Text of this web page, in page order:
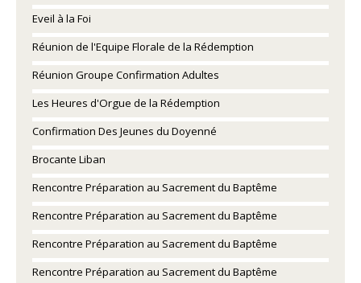
Eveil à la Foi
Réunion de l'Equipe Florale de la Rédemption
Réunion Groupe Confirmation Adultes
Les Heures d'Orgue de la Rédemption
Confirmation Des Jeunes du Doyenné
Brocante Liban
Rencontre Préparation au Sacrement du Baptême
Rencontre Préparation au Sacrement du Baptême
Rencontre Préparation au Sacrement du Baptême
Rencontre Préparation au Sacrement du Baptême